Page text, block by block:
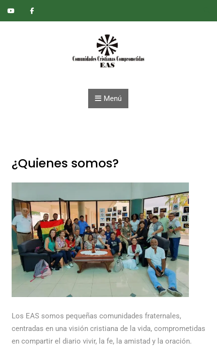
Saltar al contenido
Menú
¿Quienes somos?
Los EAS somos pequeñas comunidades fraternales,
centradas en una visión cristiana de la vida, comprometidas
en compartir el diario vivir, la fe, la amistad y la oración.